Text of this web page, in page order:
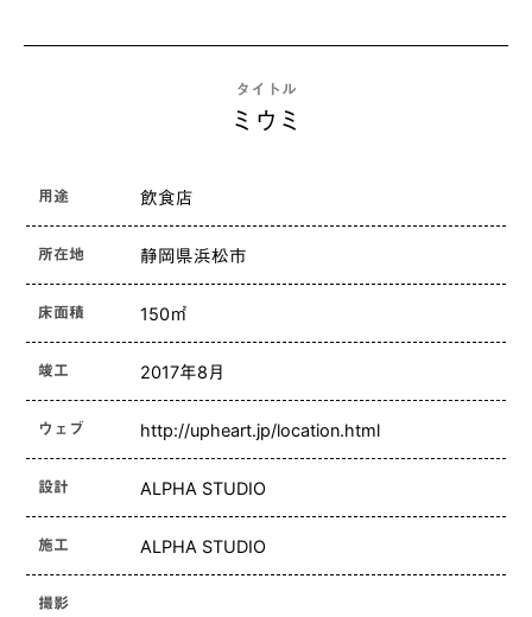
タイトル
ミウミ
用途 飲食店
所在地 静岡県浜松市
床面積 150㎡
竣工 2017年8月
ウェブ http://upheart.jp/location.html
設計 ALPHA STUDIO
施工 ALPHA STUDIO
撮影